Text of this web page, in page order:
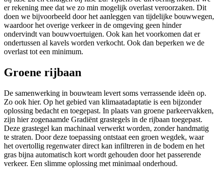
er rekening mee dat we zo min mogelijk overlast veroorzaken. Dit
doen we bijvoorbeeld door het aanleggen van tijdelijke bouwwegen,
waardoor het overige verkeer in de omgeving geen hinder
ondervindt van bouwvoertuigen. Ook kan het voorkomen dat er
ondertussen al kavels worden verkocht. Ook dan beperken we de
overlast tot een minimum.
Groene rijbaan
De samenwerking in bouwteam levert soms verrassende ideën op.
Zo ook hier. Op het gebied van klimaatadaptatie is een bijzonder
oplossing bedacht en toegepast. In plaats van groene parkeervakken,
zijn hier zogenaamde Gradiënt grastegels in de rijbaan toegepast.
Deze grastegel kan machinaal verwerkt worden, zonder handmatig
te straten. Door deze toepassing ontstaat een groen wegdek, waar
het overtollig regenwater direct kan infiltreren in de bodem en het
gras bijna automatisch kort wordt gehouden door het passerende
verkeer. Een slimme oplossing met minimaal onderhoud.